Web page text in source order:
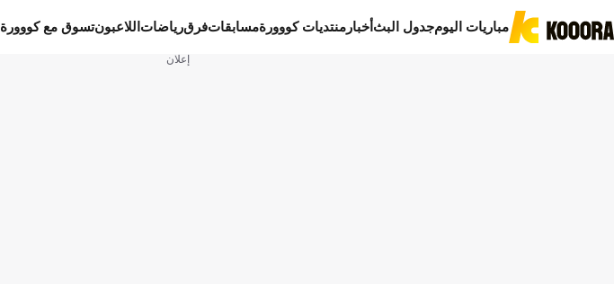
مباريات اليومجدول البثأخبار منتديات كووورةمسابقاتفرقرياضات اللاعبونتسوق مع كووورة
إعلان